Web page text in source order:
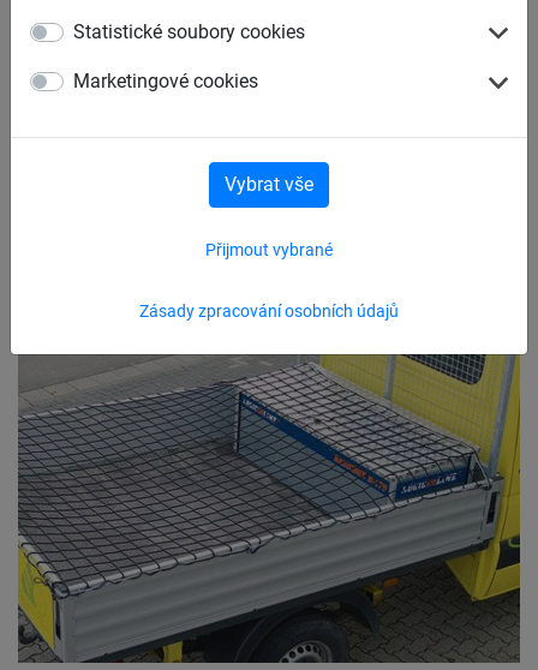
Statistické soubory cookies
Marketingové cookies
Zásady zpracování osobních údajů
Přijmout vybrané
Vybrat vše
Krycí sítě pro přívěsy, PP 5
mm, oko 100 mm (DEKRA)